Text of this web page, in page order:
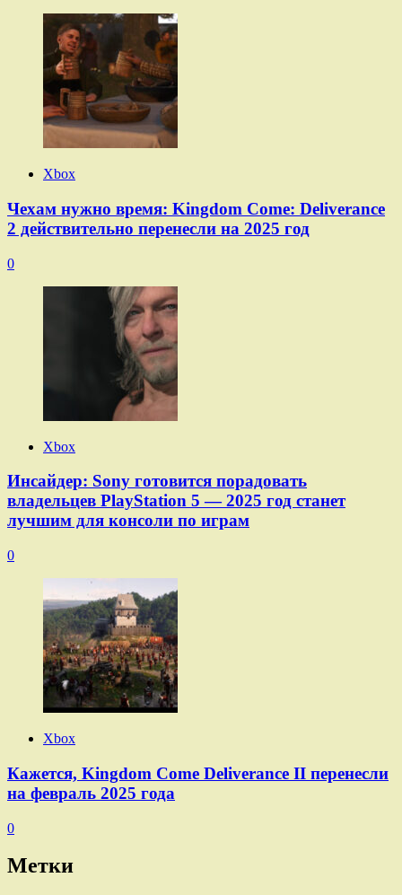
Xbox
Чехам нужно время: Kingdom Come: Deliverance
2 действительно перенесли на 2025 год
0
Xbox
Инсайдер: Sony готовится порадовать
владельцев PlayStation 5 — 2025 год станет
лучшим для консоли по играм
0
Xbox
Кажется, Kingdom Come Deliverance II перенесли
на февраль 2025 года
0
Метки